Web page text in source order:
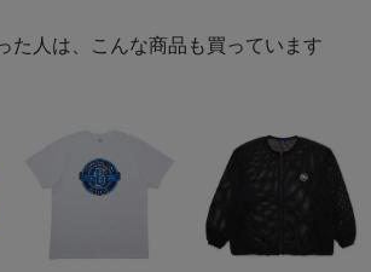
た人は、こんな商品も買っています